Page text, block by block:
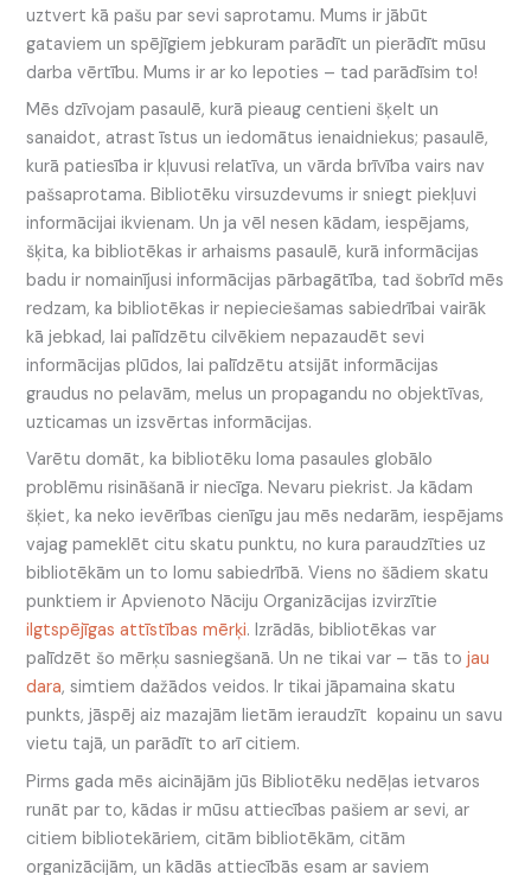
uztvert kā pašu par sevi saprotamu. Mums ir jābūt
gataviem un spējīgiem jebkuram parādīt un pierādīt mūsu
darba vērtību. Mums ir ar ko lepoties – tad parādīsim to!
Mēs dzīvojam pasaulē, kurā pieaug centieni šķelt un
sanaidot, atrast īstus un iedomātus ienaidniekus; pasaulē,
kurā patiesība ir kļuvusi relatīva, un vārda brīvība vairs nav
pašsaprotama. Bibliotēku virsuzdevums ir sniegt piekļuvi
informācijai ikvienam. Un ja vēl nesen kādam, iespējams,
šķita, ka bibliotēkas ir arhaisms pasaulē, kurā informācijas
badu ir nomainījusi informācijas pārbagātība, tad šobrīd mēs
redzam, ka bibliotēkas ir nepieciešamas sabiedrībai vairāk
kā jebkad, lai palīdzētu cilvēkiem nepazaudēt sevi
informācijas plūdos, lai palīdzētu atsijāt informācijas
graudus no pelavām, melus un propagandu no objektīvas,
uzticamas un izsvērtas informācijas.
Varētu domāt, ka bibliotēku loma pasaules globālo
problēmu risināšanā ir niecīga. Nevaru piekrist. Ja kādam
šķiet, ka neko ievērības cienīgu jau mēs nedarām, iespējams
vajag pameklēt citu skatu punktu, no kura paraudzīties uz
bibliotēkām un to lomu sabiedrībā. Viens no šādiem skatu
punktiem ir Apvienoto Nāciju Organizācijas izvirzītie
ilgtspējīgas attīstības mērķi. Izrādās, bibliotēkas var
palīdzēt šo mērķu sasniegšanā. Un ne tikai var – tās tojau
dara, simtiem dažādos veidos. Ir tikai jāpamaina skatu
punkts, jāspēj aiz mazajām lietām ieraudzīt kopainu un savu
vietu tajā, un parādīt to arī citiem.
Pirms gada mēs aicinājām jūs Bibliotēku nedēļas ietvaros
runāt par to, kādas ir mūsu attiecības pašiem ar sevi, ar
citiem bibliotekāriem, citām bibliotēkām, citām
organizācijām, un kādās attiecībās esam ar saviem